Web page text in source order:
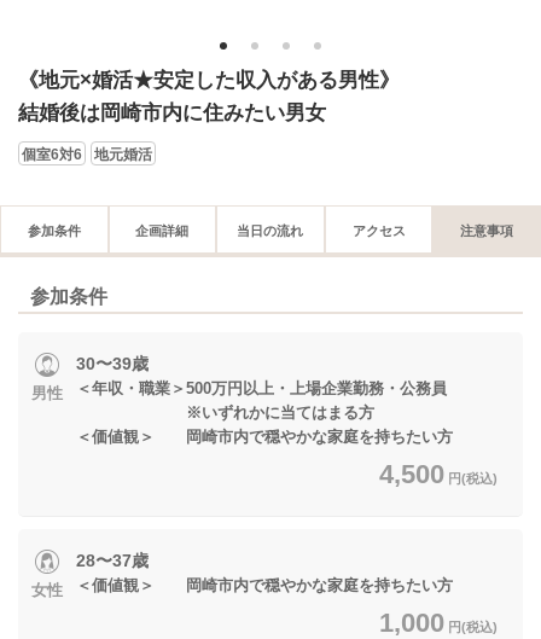
1 2 3 4
《地元×婚活★安定した収入がある男性》
結婚後は岡崎市内に住みたい男女
個室6対6 地元婚活
参加条件 企画詳細 当日の流れ アクセス 注意事項
参加条件
男性
30〜39歳
＜年収・職業＞500万円以上・上場企業勤務・公務員
※いずれかに当てはまる方
＜価値観＞ 岡崎市内で穏やかな家庭を持ちたい方
4,500 円(税込)
女性
28〜37歳
＜価値観＞ 岡崎市内で穏やかな家庭を持ちたい方
1,000 円(税込)